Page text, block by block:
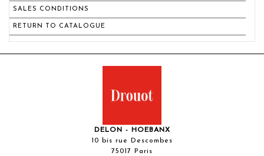
SALES CONDITIONS
RETURN TO CATALOGUE
DELON - HOEBANX
10 bis rue Descombes
75017 Paris